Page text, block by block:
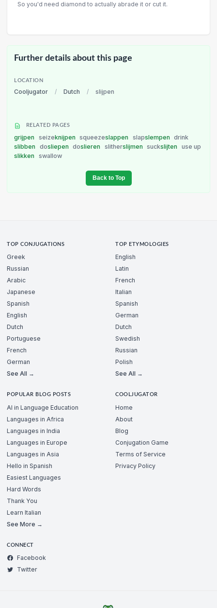
So you'd need diamond to actually abrade it or cut it.
Further details about this page
LOCATION
Cooljugator / Dutch / slijpen
RELATED PAGES
grijpen seizeknijpen squeezeslappen slapslempen
drink
slibben
dosliepen doslieren slitherslijmen suckslijten
use up
slikken
swallow
Back to Top
TOP CONJUGATIONS
Greek
Russian
Arabic
Japanese
Spanish
English
Dutch
Portuguese
French
German
See All →
TOP ETYMOLOGIES
English
Latin
French
Italian
Spanish
German
Dutch
Swedish
Russian
Polish
See All →
POPULAR BLOG POSTS
AI in Language Education
Languages in Africa
Languages in India
Languages in Europe
Languages in Asia
Hello in Spanish
Easiest Languages
Hard Words
Thank You
Learn Italian
See More →
COOLJUGATOR
Home
About
Blog
Conjugation Game
Terms of Service
Privacy Policy
CONNECT
Facebook
Twitter